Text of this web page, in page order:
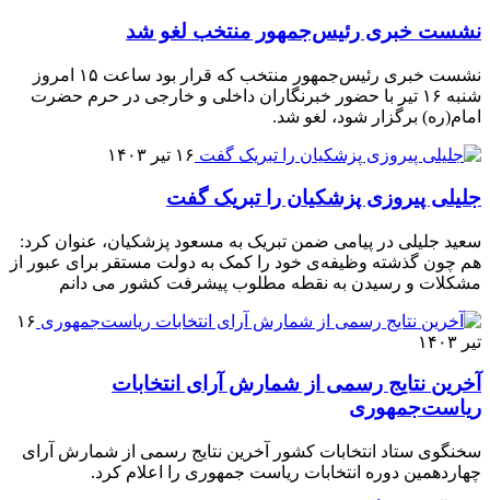
نشست خبری رئیس‌جمهور منتخب لغو شد
نشست خبری رئیس‌جمهور منتخب که قرار بود ساعت ۱۵ امروز
شنبه ۱۶ تیر با حضور خبرنگاران داخلی و خارجی در حرم حضرت
امام(ره) برگزار شود، لغو شد.
۱۶ تیر ۱۴۰۳
جلیلی پیروزی پزشکیان را تبریک گفت
سعید جلیلی در پیامی ضمن تبریک به مسعود پزشکیان، عنوان کرد:
هم چون گذشته وظیفه‌ی خود را کمک به دولت مستقر برای عبور از
مشکلات و رسیدن به نقطه مطلوب پیشرفت کشور می دانم
۱۶
تیر ۱۴۰۳
آخرین نتایج رسمی از شمارش آرای انتخابات
ریاست‌جمهوری
سخنگوی ستاد انتخابات کشور آخرین نتایج رسمی از شمارش آرای
چهاردهمین دوره انتخابات ریاست جمهوری را اعلام کرد.